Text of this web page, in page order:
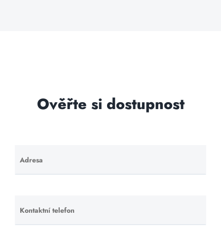
Ověřte si dostupnost
Adresa
Ponechte
toto pole
Kontaktní telefon
Ponechte
toto pole